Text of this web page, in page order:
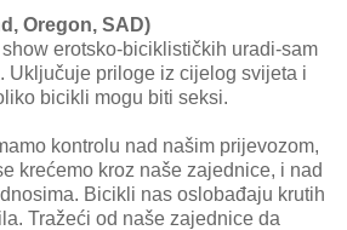
Oregon, SAD)
erotsko-biciklističkih uradi-sam
Uključuje priloge iz cijelog svijeta i
bicikli mogu biti seksi.
kontrolu nad našim prijevozom,
krećemo kroz naše zajednice, i nad
Bicikli nas oslobađaju krutih
Tražeći od naše zajednice da